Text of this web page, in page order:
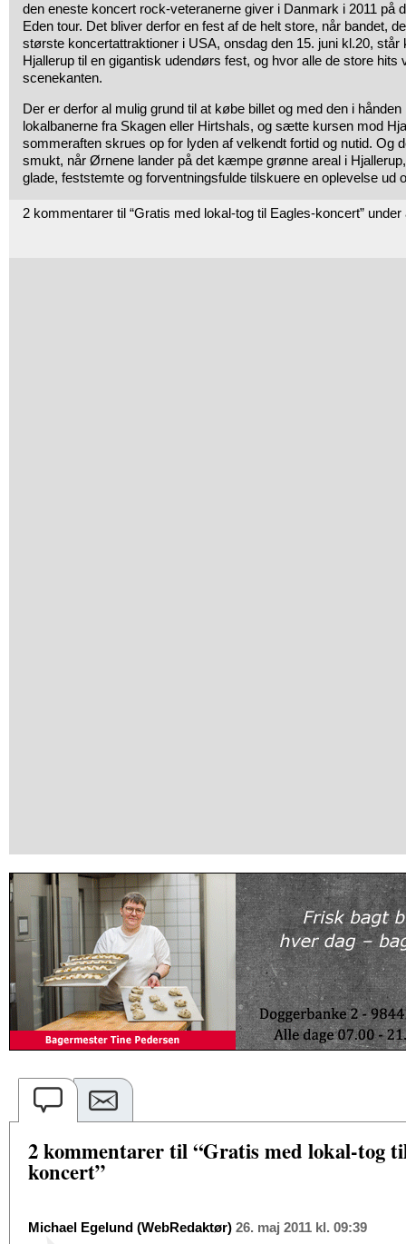
den eneste koncert rock-veteranerne giver i Danmark i 2011 på
Eden tour. Det bliver derfor en fest af de helt store, når bandet,
største koncertattraktioner i USA, onsdag den 15. juni kl.20, står
Hjallerup til en gigantisk udendørs fest, og hvor alle de store hits
scenekanten.
Der er derfor al mulig grund til at købe billet og med den i
lokalbanerne fra Skagen eller Hirtshals, og sætte kursen mod
sommeraften skrues op for lyden af velkendt fortid og nutid. Og
smukt, når Ørnene lander på det kæmpe grønne areal i
glade, feststemte og forventningsfulde tilskuere en oplevelse ud
2 kommentarer til “Gratis med lokal-tog til Eagles-koncert”
2 kommentarer til “Gratis med lokal-tog
koncert”
Michael Egelund (WebRedaktør) 26. maj 2011 kl. 09:39